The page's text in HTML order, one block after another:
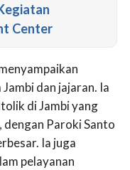
Center
dan jajaran. Ia
di Jambi yang
Paroki Santo
Ia juga
pelayanan